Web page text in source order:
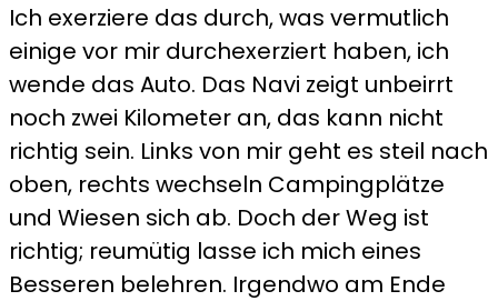
Ich exerziere das durch, was vermutlich
einige vor mir durchexerziert haben, ich
wende das Auto. Das Navi zeigt unbeirrt
noch zwei Kilometer an, das kann nicht
richtig sein. Links von mir geht es steil nach
oben, rechts wechseln Campingplätze
und Wiesen sich ab. Doch der Weg ist
richtig; reumütig lasse ich mich eines
Besseren belehren. Irgendwo am Ende